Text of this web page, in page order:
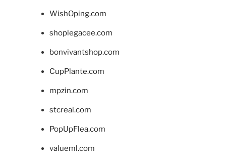
WishOping.com
shoplegacee.com
bonvivantshop.com
CupPlante.com
mpzin.com
stcreal.com
PopUpFlea.com
valueml.com